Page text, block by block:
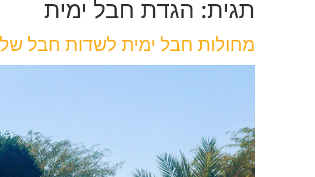
תגית: הגדת חבל ימית
מחולות חבל ימית לשדות חבל